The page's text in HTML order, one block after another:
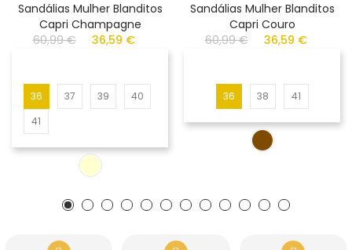
Sandálias Mulher Blanditos
Capri Champagne
60,99 €
36,59 €
36 37 39
40
41
Sandálias Mulher Blanditos
Capri Couro
60,99 €
36,59 €
36 38 41